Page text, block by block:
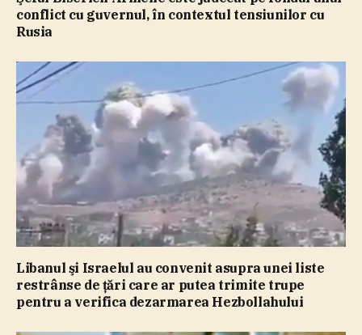
conflict cu guvernul, în contextul tensiunilor cu
Rusia
Libanul şi Israelul au convenit asupra unei liste
restrânse de ţări care ar putea trimite trupe
pentru a verifica dezarmarea Hezbollahului